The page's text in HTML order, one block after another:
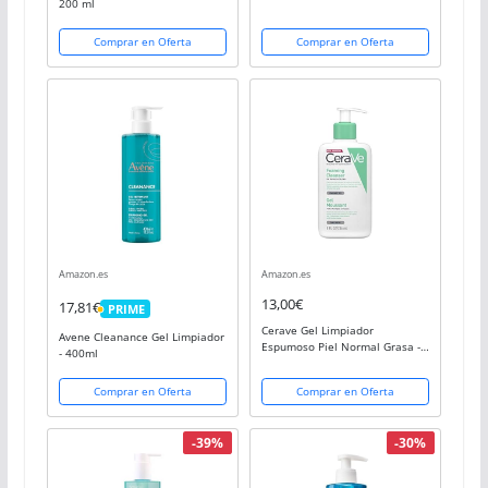
200 ml
Comprar en Oferta
naturales, gel refrescante e
hidratante
Comprar en Oferta
Amazon.es
17,81€ PRIME
PRIME
Avene Cleanance Gel Limpiador
- 400ml
Comprar en Oferta
Amazon.es
13,00€
Cerave Gel Limpiador
Espumoso Piel Normal Grasa -
Comprar en Oferta
-39% -30%